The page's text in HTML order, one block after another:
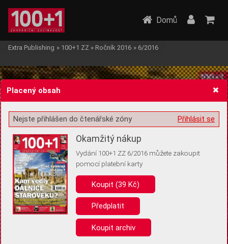
Žádost o souhlas s ukládáním volitelných informací
Pro základní fungování webu nepotřebujeme ukládat žádné informace
(tzv. cookies apod.). Rádi bychom vás ale požádali o souhlas s
uložením volitelných informací:
Anonymní unikátní ID
Díky němu příště poznáme, že se jedná o stejné zařízení, a
Domů
Extra Publishing » 100+1 ZZ » Ročník 2016 » 6/2016
Placený obsah
Přihlásit se
Nejste přihlášen do čtenářské zóny
Okamžitý nákup
Vydání 100+1 ZZ 6/2016 můžete zakoupit
pomocí platební karty
Koupit (39 Kč)
Předplatit
Koupit archiv